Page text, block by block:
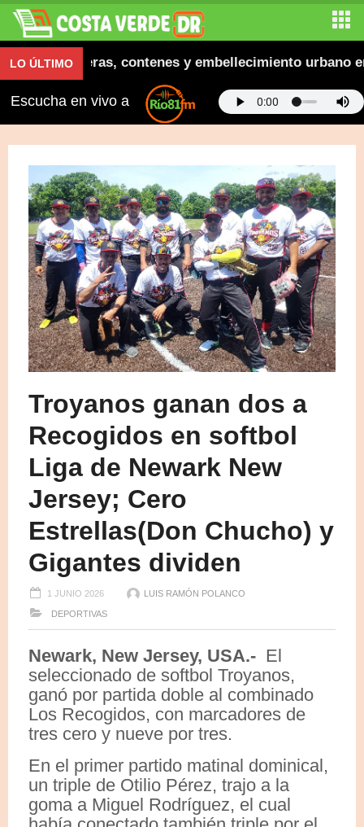
LO ÚLTIMOaceras, contenes y embellecimiento urbano en El
Escucha en vivo a
Troyanos ganan dos a
Recogidos en softbol
Liga de Newark New
Jersey; Cero
Estrellas(Don Chucho) y
Gigantes dividen
1 JUNIO 2026 LUIS RAMÓN POLANCO
DEPORTIVAS
Newark, New Jersey, USA.- El
seleccionado de softbol Troyanos,
ganó por partida doble al combinado
Los Recogidos, con marcadores de
tres cero y nueve por tres.
En el primer partido matinal dominical,
un triple de Otilio Pérez, trajo a la
goma a Miguel Rodríguez, el cual